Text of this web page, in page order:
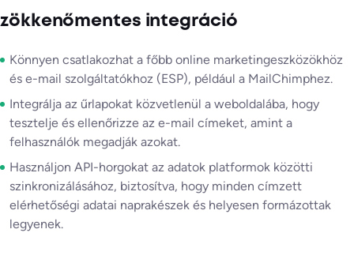
zökkenőmentes integráció
Könnyen csatlakozhat a főbb online marketingeszközökhöz
és e-mail szolgáltatókhoz (ESP), például a MailChimphez.
Integrálja az űrlapokat közvetlenül a weboldalába, hogy
tesztelje és ellenőrizze az e-mail címeket, amint a
felhasználók megadják azokat.
Használjon API-horgokat az adatok platformok közötti
szinkronizálásához, biztosítva, hogy minden címzett
elérhetőségi adatai naprakészek és helyesen formázottak
legyenek.